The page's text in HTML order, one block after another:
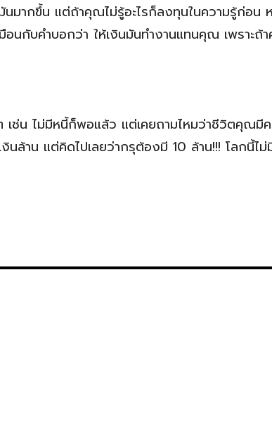
มากขึ้น แต่ถ้าคุณไม่รู้อะไรก็ลงทุนในความรู้ก่อน
นกับคำบอกว่า ให้เงินมันทำงานแทนคุณ เพราะถ้
ช่น ไม่มีหนี้ก็พอแล้ว แต่เคยถามไหมว่าชีวิตคุณมี
ล้าน แต่คิดไปเลยว่ากรุต้องมี 10 ล้าน!!! โลกนี้ไ